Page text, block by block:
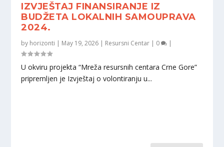
IZVJEŠTAJ FINANSIRANJE IZ
BUDŽETA LOKALNIH SAMOUPRAVA
2024.
by horizonti | May 19, 2026 | Resursni Centar | 0 |
U okviru projekta “Mreža resursnih centara Crne Gore”
pripremljen je Izvještaj o volontiranju u...